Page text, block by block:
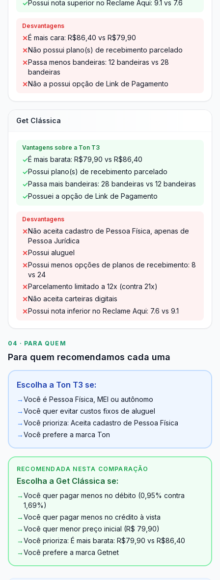
✓Possui nota superior no Reclame Aqui: 9.1 vs 7.6
Desvantagens
✕É mais cara: R$86,40 vs R$79,90
✕Não possui plano(s) de recebimento parcelado
✕Passa menos bandeiras: 12 bandeiras vs 28
bandeiras
✕Não a possui opção de Link de Pagamento
Get Clássica
Vantagens sobre a Ton T3
✓É mais barata: R$79,90 vs R$86,40
✓Possui plano(s) de recebimento parcelado
✓Passa mais bandeiras: 28 bandeiras vs 12 bandeiras
✓Possuei a opção de Link de Pagamento
Desvantagens
✕Não aceita cadastro de Pessoa Física, apenas de
Pessoa Jurídica
✕Possui aluguel
✕Possui menos opções de planos de recebimento: 8
vs 24
✕Parcelamento limitado a 12x (contra 21x)
✕Não aceita carteiras digitais
✕Possui nota inferior no Reclame Aqui: 7.6 vs 9.1
04 · PARA QUEM
Para quem recomendamos cada uma
Escolha a Ton T3 se:
→Você é Pessoa Física, MEI ou autônomo
→Você quer evitar custos fixos de aluguel
→Você prioriza: Aceita cadastro de Pessoa Física
→Você prefere a marca Ton
RECOMENDADA NESTA COMPARAÇÃO
Escolha a Get Clássica se:
→Você quer pagar menos no débito (0,95% contra
1,69%)
→Você quer pagar menos no crédito à vista
→Você quer menor preço inicial (R$ 79,90)
→Você prioriza: É mais barata: R$79,90 vs R$86,40
→Você prefere a marca Getnet